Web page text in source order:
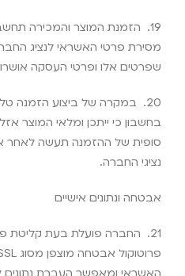
19.
הזמנת המוצר והמכירה
מסירת פרטי האשראי לנציג
שפרטים אלו ופרטי העסקה
20.
במקרה של ביצוע הזמנה
בחשבון כי ייתכן ומלאי המוצר
סופית של ההזמנה תעשה לאחר
נציגי החברה.
אבטחה ונתונים אישיים
21.
החברה פועלת בעת קליטת
פרוטוקול אבטחה מוצפן מסוג